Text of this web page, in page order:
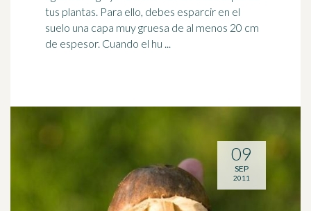
tus plantas. Para ello, debes esparcir en el
suelo una capa muy gruesa de al menos 20 cm
de espesor. Cuando el hu ...
09
SEP
2011